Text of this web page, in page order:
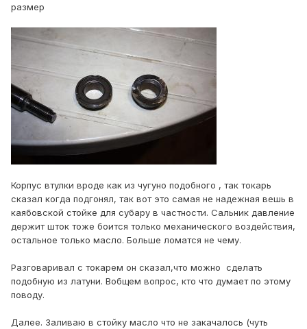
размер
Корпус втулки вроде как из чугуно подобного , так токарь
сказал когда подгонял, так вот это самая не надежная вешь в
каябовской стойке для субару в частности. Сальник давление
держит шток тоже боится только механического воздействия,
остальное только масло. Больше ломатся не чему.
Разговаривал с токарем он сказал,что можно сделать
подобную из латуни. Вобщем вопрос, кто что думает по этому
поводу.
Далее. Заливаю в стойку масло что не закачалось (чуть